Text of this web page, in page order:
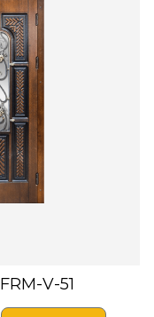
FRM-V-51